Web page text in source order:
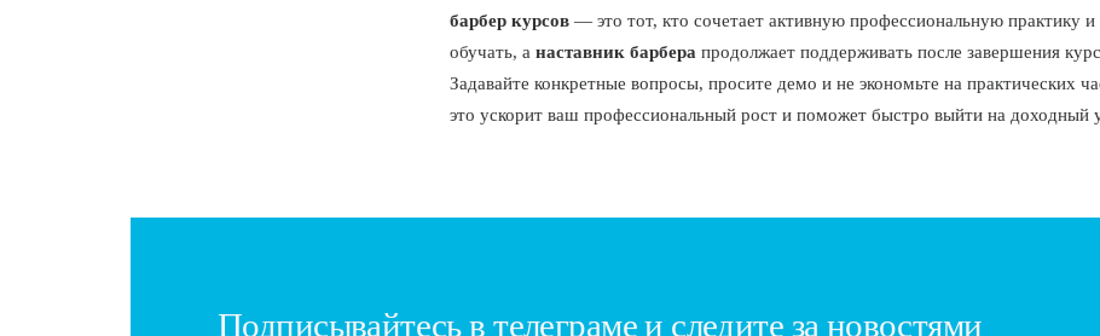
барбер курсов — это тот, кто сочетает активную профессиональную практику и
обучать, а наставник барбера продолжает поддерживать после завершения
Задавайте конкретные вопросы, просите демо и не экономьте на практических
это ускорит ваш профессиональный рост и поможет быстро выйти на доходный
Подписывайтесь в телеграме и следите за новостями